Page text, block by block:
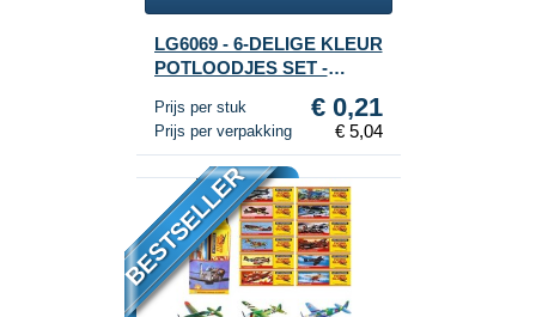
LG6069 - 6-DELIGE KLEUR
POTLOODJES SET -
Prijs per stuk € 0,21
Prijs per verpakking € 5,04
BESTSELLER